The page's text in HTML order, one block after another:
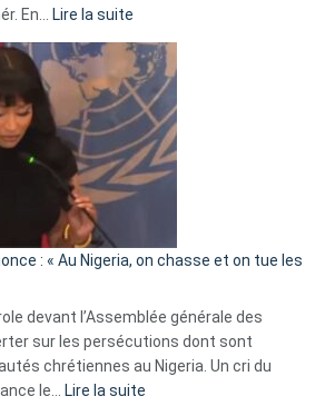
En… Lire la suite
Tegnér
exulte
« Zemmour
a
tout
parle
ses
tripes »
: « Au Nigeria, on chasse et on tue les
devant l’Assemblée générale des
sur les persécutions dont sont
chrétiennes au Nigeria. Un cri du
le… Lire la suite